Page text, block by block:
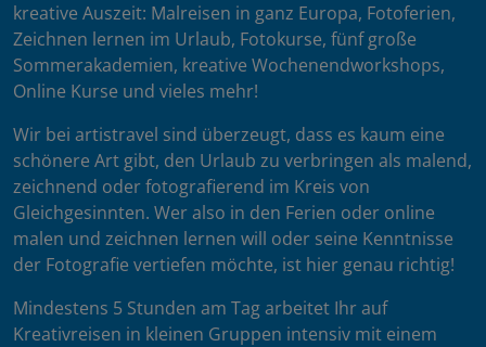
kreative Auszeit: Malreisen in ganz Europa, Fotoferien,
Zeichnen lernen im Urlaub, Fotokurse, fünf große
Sommerakademien, kreative Wochenendworkshops,
Online Kurse und vieles mehr!
Wir bei artistravel sind überzeugt, dass es kaum eine
schönere Art gibt, den Urlaub zu verbringen als malend,
zeichnend oder fotografierend im Kreis von
Gleichgesinnten. Wer also in den Ferien oder online
malen und zeichnen lernen will oder seine Kenntnisse
der Fotografie vertiefen möchte, ist hier genau richtig!
Mindestens 5 Stunden am Tag arbeitet Ihr auf
Kreativreisen in kleinen Gruppen intensiv mit einem